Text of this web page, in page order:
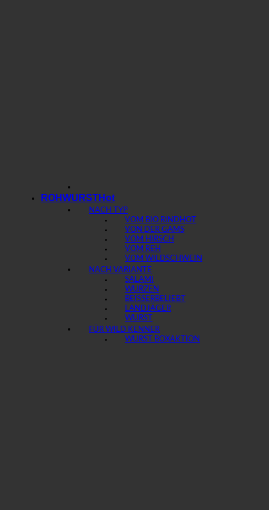
ROHWURST
NACH TYP
VOM BIO RIND
VON DER GAMS
VOM HIRSCH
VOM REH
VOM WILDSCHWEIN
NACH VARIANTE
SALAMI
WURZEN
BEISSER
LANDJÄGER
WURST
FÜR WILD KENNER
WURST BOX